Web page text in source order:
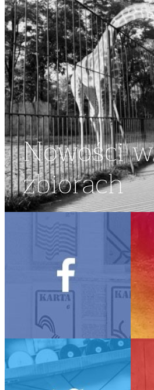
Nowości w
zbiorach